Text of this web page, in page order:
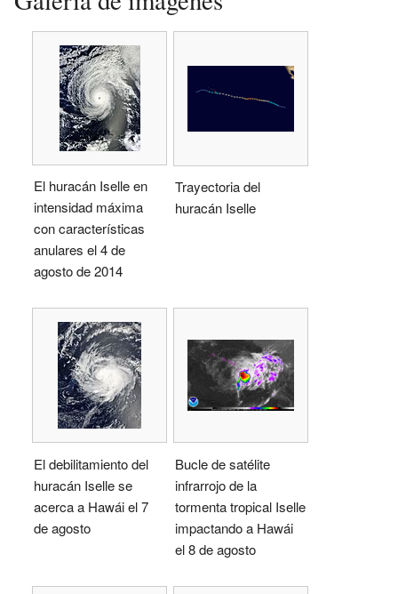
El huracán Iselle en
intensidad máxima
con características
anulares el 4 de
agosto de 2014
Trayectoria del
huracán Iselle
El debilitamiento del
huracán Iselle se
acerca a Hawái el 7
de agosto
Bucle de satélite
infrarrojo de la
tormenta tropical Iselle
impactando a Hawái
el 8 de agosto